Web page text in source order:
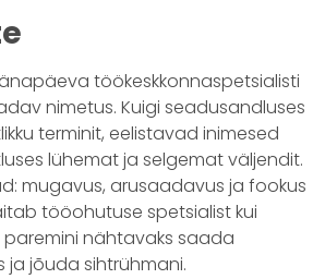
töökeskkonnaspetsialisti
nimetus. Kuigi seadusandluses
terminit, eelistavad inimesed
lühemat ja selgemat väljendit.
mugavus, arusaadavus ja fookus
tööohutuse spetsialist kui
nähtavaks saada
jõuda sihtrühmani.